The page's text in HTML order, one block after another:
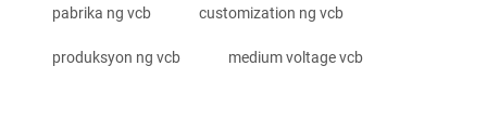
pabrika ng vcb customization ng vcb
produksyon ng vcb medium voltage vcb